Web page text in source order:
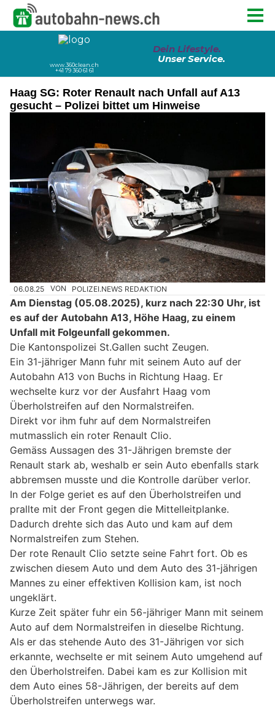
Haag SG: Roter Renault nach Unfall auf A13
gesucht – Polizei bittet um Hinweise
06.08.25 VON POLIZEI.NEWS REDAKTION
Am Dienstag (05.08.2025), kurz nach 22:30 Uhr, ist
es auf der Autobahn A13, Höhe Haag, zu einem
Unfall mit Folgeunfall gekommen.
Die Kantonspolizei St.Gallen sucht Zeugen.
Ein 31-jähriger Mann fuhr mit seinem Auto auf der
Autobahn A13 von Buchs in Richtung Haag. Er
wechselte kurz vor der Ausfahrt Haag vom
Überholstreifen auf den Normalstreifen.
Direkt vor ihm fuhr auf dem Normalstreifen
mutmasslich ein roter Renault Clio.
Gemäss Aussagen des 31-Jährigen bremste der
Renault stark ab, weshalb er sein Auto ebenfalls stark
abbremsen musste und die Kontrolle darüber verlor.
In der Folge geriet es auf den Überholstreifen und
prallte mit der Front gegen die Mittelleitplanke.
Dadurch drehte sich das Auto und kam auf dem
Normalstreifen zum Stehen.
Der rote Renault Clio setzte seine Fahrt fort. Ob es
zwischen diesem Auto und dem Auto des 31-jährigen
Mannes zu einer effektiven Kollision kam, ist noch
ungeklärt.
Kurze Zeit später fuhr ein 56-jähriger Mann mit seinem
Auto auf dem Normalstreifen in dieselbe Richtung.
Als er das stehende Auto des 31-Jährigen vor sich
erkannte, wechselte er mit seinem Auto umgehend auf
den Überholstreifen. Dabei kam es zur Kollision mit
dem Auto eines 58-Jährigen, der bereits auf dem
Überholstreifen unterwegs war.